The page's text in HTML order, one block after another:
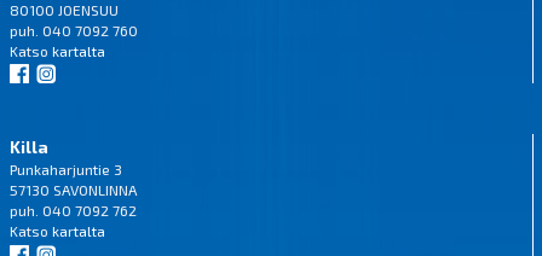
80100 JOENSUU
puh. 040 7092 760
Katso kartalta
Killa
Punkaharjuntie 3
57130 SAVONLINNA
puh. 040 7092 762
Katso kartalta